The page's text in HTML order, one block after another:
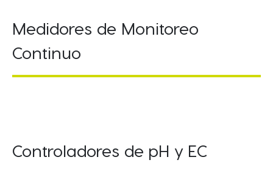
Medidores de Monitoreo
Continuo
Controladores de pH y EC